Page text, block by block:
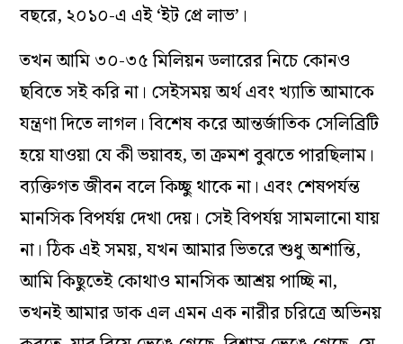
বছরে, ২০১০-এ এই ‘ইট প্রে লাভ’।
তখন আমি ৩০-৩৫ মিলিয়ন ডলারের নিচে কোনও
ছবিতে সই করি না। সেইসময় অর্থ এবং খ্যাতি আমাকে
যন্ত্রণা দিতে লাগল। বিশেষ করে আন্তর্জাতিক সেলিব্রিটি
হয়ে যাওয়া যে কী ভয়াবহ, তা ক্রমশ বুঝতে পারছিলাম।
ব্যক্তিগত জীবন বলে কিচ্ছু থাকে না। এবং শেষপর্যন্ত
মানসিক বিপর্যয় দেখা দেয়। সেই বিপর্যয় সামলানো যায়
না। ঠিক এই সময়, যখন আমার ভিতরে শুধু অশান্তি,
আমি কিছুতেই কোথাও মানসিক আশ্রয় পাচ্ছি না,
তখনই আমার ডাক এল এমন এক নারীর চরিত্রে অভিনয়